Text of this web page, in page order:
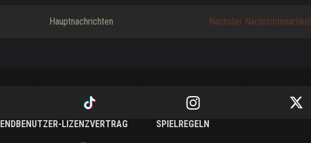
Hauptnachrichten Nächster Nachrichtenartikel
ENDBENUTZER-LIZENZVERTRAG SPIELREGELN